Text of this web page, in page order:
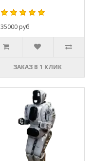
35000 руб
ЗАКАЗ В 1 КЛИК